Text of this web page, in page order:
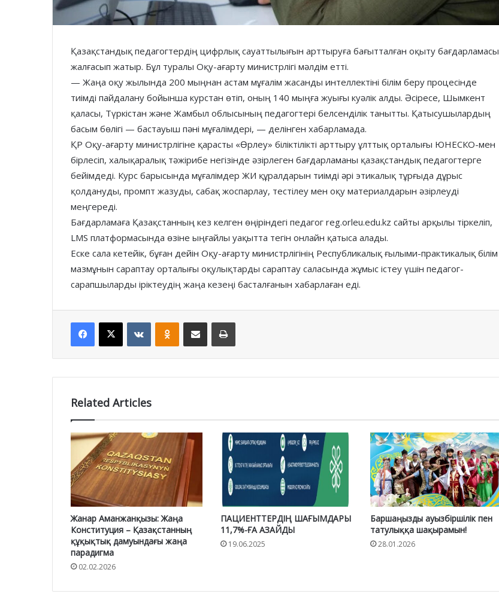
Қазақстандық педагогтердің цифрлық сауаттылығын арттыруға бағытталған оқыту бағдарламасы
жалғасып жатыр. Бұл туралы Оқу-ағарту министрлігі мәлдім етті.
— Жаңа оқу жылында 200 мыңнан астам мұғалім жасанды интеллектіні білім беру процесінде
тиімді пайдалану бойынша курстан өтіп, оның 140 мыңға жуығы куәлік алды. Әсіресе, Шымкент
қаласы, Түркістан және Жамбыл облысының педагогтері белсенділік танытты. Қатысушылардың
басым бөлігі — бастауыш пәні мұғалімдері, — делінген хабарламада.
ҚР Оқу-ағарту министрлігіне қарасты «Өрлеу» біліктілікті арттыру ұлттық орталығы ЮНЕСКО-мен
бірлесіп, халықаралық тәжірибе негізінде әзірлеген бағдарламаны қазақстандық педагогтерге
бейімдеді. Курс барысында мұғалімдер ЖИ құралдарын тиімді әрі этикалық тұрғыда дұрыс
қолдануды, промпт жазуды, сабақ жоспарлау, тестілеу мен оқу материалдарын әзірлеуді
меңгереді.
Бағдарламаға Қазақстанның кез келген өңіріндегі педагог reg.orleu.edu.kz сайты арқылы тіркеліп,
LMS платформасында өзіне ыңғайлы уақытта тегін онлайн қатыса алады.
Еске сала кетейік, бұған дейін Оқу-ағарту министрлігінің Республикалық ғылыми-практикалық білім
мазмұнын сараптау орталығы оқулықтарды сараптау саласында жұмыс істеу үшін педагог-
сарапшыларды іріктеудің жаңа кезеңі басталғанын хабарлаған еді.
Facebook
X VKontakteOdnoklassniki
Share via Email Print
Related Articles
Жанар Аманжанқызы: Жаңа
Конституция – Қазақстанның
құқықтық дамуындағы жаңа
парадигма
02.02.2026
ПАЦИЕНТТЕРДІҢ ШАҒЫМДАРЫ
11,7%-ҒА АЗАЙДЫ
19.06.2025
Баршаңызды ауызбіршілік пен
татулыққа шақырамын!
28.01.2026